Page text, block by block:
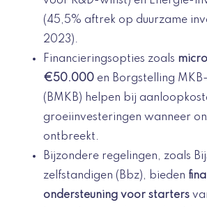
(45,5% aftrek op duurzame
2023).
Financieringsopties zoals
€50.000 en Borgstelling
(BMKB) helpen bij
groeiinvesteringen wanneer
ontbreekt.
Bijzondere regelingen, zoals
zelfstandigen (Bbz), bieden
ondersteuning voor starters